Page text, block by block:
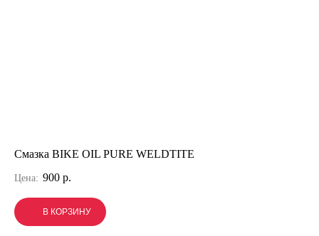
Смазка BIKE OIL PURE WELDTITE
Цена: 900 р.
В КОРЗИНУ
В КОРЗИНУ
В КОРЗИНУ